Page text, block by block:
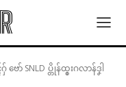
ာ် SNLD ပ္တိုန်ထ္ၜးဂလာန်ဒၞါ